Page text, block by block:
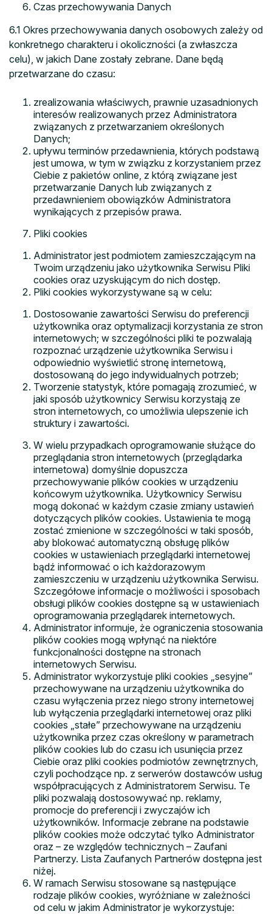
Czas przechowywania Danych
6.1 Okres przechowywania danych osobowych zależy od
konkretnego charakteru i okoliczności (a zwłaszcza
celu), w jakich Dane zostały zebrane. Dane będą
przetwarzane do czasu:
zrealizowania właściwych, prawnie uzasadnionych
interesów realizowanych przez Administratora
związanych z przetwarzaniem określonych
Danych;
upływu terminów przedawnienia, których podstawą
jest umowa, w tym w związku z korzystaniem przez
Ciebie z pakietów online, z którą związane jest
przetwarzanie Danych lub związanych z
przedawnieniem obowiązków Administratora
wynikających z przepisów prawa.
Pliki cookies
Administrator jest podmiotem zamieszczającym na
Twoim urządzeniu jako użytkownika Serwisu Pliki
cookies oraz uzyskującym do nich dostęp.
Pliki cookies wykorzystywane są w celu:
Dostosowanie zawartości Serwisu do preferencji
użytkownika oraz optymalizacji korzystania ze stron
internetowych; w szczególności pliki te pozwalają
rozpoznać urządzenie użytkownika Serwisu i
odpowiednio wyświetlić stronę internetową,
dostosowaną do jego indywidualnych potrzeb;
Tworzenie statystyk, które pomagają zrozumieć, w
jaki sposób użytkownicy Serwisu korzystają ze
stron internetowych, co umożliwia ulepszenie ich
struktury i zawartości.
W wielu przypadkach oprogramowanie służące do
przeglądania stron internetowych (przeglądarka
internetowa) domyślnie dopuszcza
przechowywanie plików cookies w urządzeniu
końcowym użytkownika. Użytkownicy Serwisu
mogą dokonać w każdym czasie zmiany ustawień
dotyczących plików cookies. Ustawienia te mogą
zostać zmienione w szczególności w taki sposób,
aby blokować automatyczną obsługę plików
cookies w ustawieniach przeglądarki internetowej
bądź informować o ich każdorazowym
zamieszczeniu w urządzeniu użytkownika Serwisu.
Szczegółowe informacje o możliwości i sposobach
obsługi plików cookies dostępne są w ustawieniach
oprogramowania przeglądarek internetowych.
Administrator informuje, że ograniczenia stosowania
plików cookies mogą wpłynąć na niektóre
funkcjonalności dostępne na stronach
internetowych Serwisu.
Administrator wykorzystuje pliki cookies „sesyjne”
przechowywane na urządzeniu użytkownika do
czasu wyłączenia przez niego strony internetowej
lub wyłączenia przeglądarki internetowej oraz pliki
cookies „stałe” przechowywane na urządzeniu
użytkownika przez czas określony w parametrach
plików cookies lub do czasu ich usunięcia przez
Ciebie oraz pliki cookies podmiotów zewnętrznych,
czyli pochodzące np. z serwerów dostawców usług
współpracujących z Administratorem Serwisu. Te
pliki pozwalają dostosowywać np. reklamy,
promocje do preferencji i zwyczajów ich
użytkowników. Informacje zebrane na podstawie
plików cookies może odczytać tylko Administrator
oraz – ze względów technicznych – Zaufani
Partnerzy. Lista Zaufanych Partnerów dostępna jest
niżej.
W ramach Serwisu stosowane są następujące
rodzaje plików cookies, wyróżniane w zależności
od celu w jakim Administrator je wykorzystuje: